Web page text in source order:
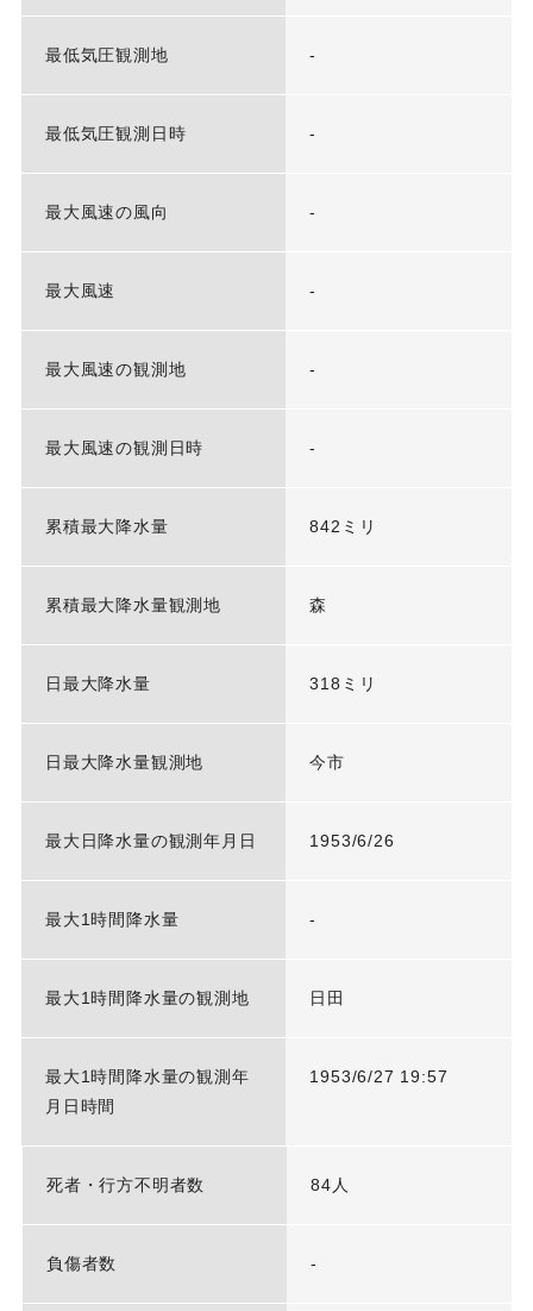
最低気圧観測地 -
最低気圧観測日時 -
最大風速の風向 -
最大風速 -
最大風速の観測地 -
最大風速の観測日時 -
累積最大降水量 842ミリ
累積最大降水量観測地 森
日最大降水量 318ミリ
日最大降水量観測地 今市
最大日降水量の観測年月日 1953/6/26
最大1時間降水量 -
最大1時間降水量の観測地 日田
最大1時間降水量の観測年
月日時間
1953/6/27 19:57
死者・行方不明者数 84人
負傷者数 -